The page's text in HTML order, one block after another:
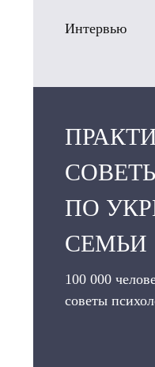
Интервью
ПО
СЕМЬИ
100 000
советы